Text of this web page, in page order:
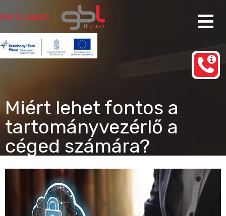
Rendszergazda Szolgáltatás Budapest
gbl IT group
a
Miért lehet fontos a
tartományvezérlő a
céged számára?